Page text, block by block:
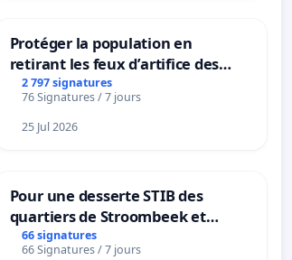
Protéger la population en
retirant les feux d’artifice des
rayons
2 797 signatures
76 Signatures / 7 jours
25 Jul 2026
Pour une desserte STIB des
quartiers de Stroombeek et
Beauval - Voor een MIVB-
66 signatures
66 Signatures / 7 jours